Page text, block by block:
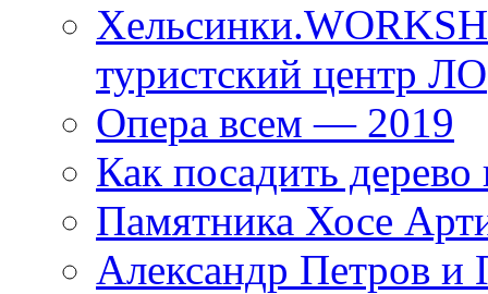
туристский центр ЛО
Опера всем — 2019
Как посадить дерево
Памятника Хосе
Александр Петров и